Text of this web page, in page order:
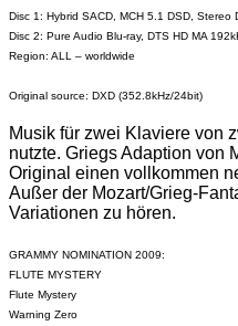
Disc 1: Hybrid SACD MCH 5.1 DSD, Stereo
Disc 2: Pure Audio Blu-ray, DTS HD MA
Region: ALL – worldwide
Original source: DXD (352.8kHz/24bit)
Musik für zwei Klaviere von
nutzte. Griegs Adaption von
Original einen vollkommen
Außer der Mozart/Grieg-
Variationen zu hören.
GRAMMY NOMINATION 2009:
FLUTE MYSTERY
Flute Mystery
Warning Zero